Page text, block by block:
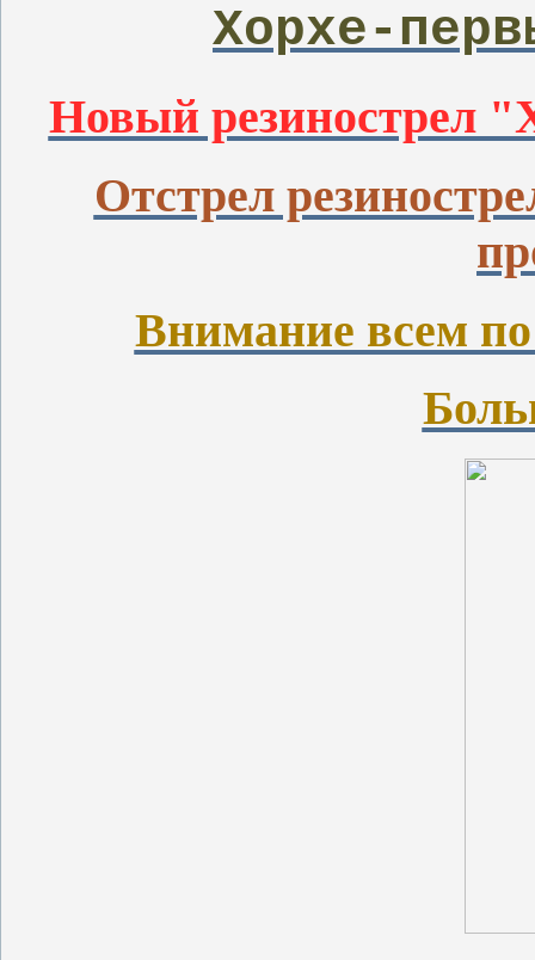
Хорхе-
Новый резинострел
Отстрел
Внимание всем